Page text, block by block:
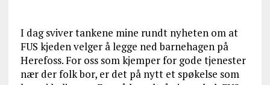
I dag sviver tankene mine rundt nyheten om at
FUS kjeden velger å legge ned barnehagen på
Herefoss. For oss som kjemper for gode tjenester
nær der folk bor, er det på nytt et spøkelse som